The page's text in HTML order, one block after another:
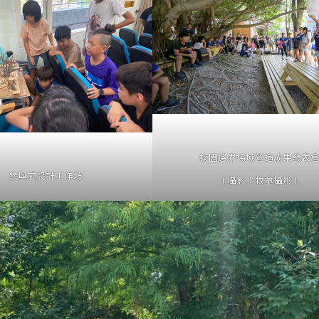
參與式設計工作坊
校園邊界場域營造成果發表會
( 攝影：牧童攝影 )